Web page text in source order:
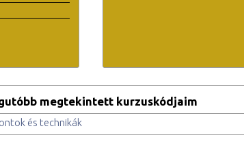
megtekintett kurzuskódjaim
és technikák